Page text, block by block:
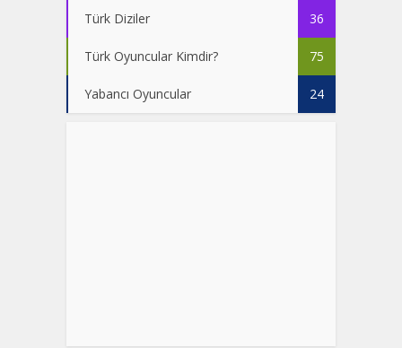
Türk Diziler 36
Türk Oyuncular Kimdir? 75
Yabancı Oyuncular 24